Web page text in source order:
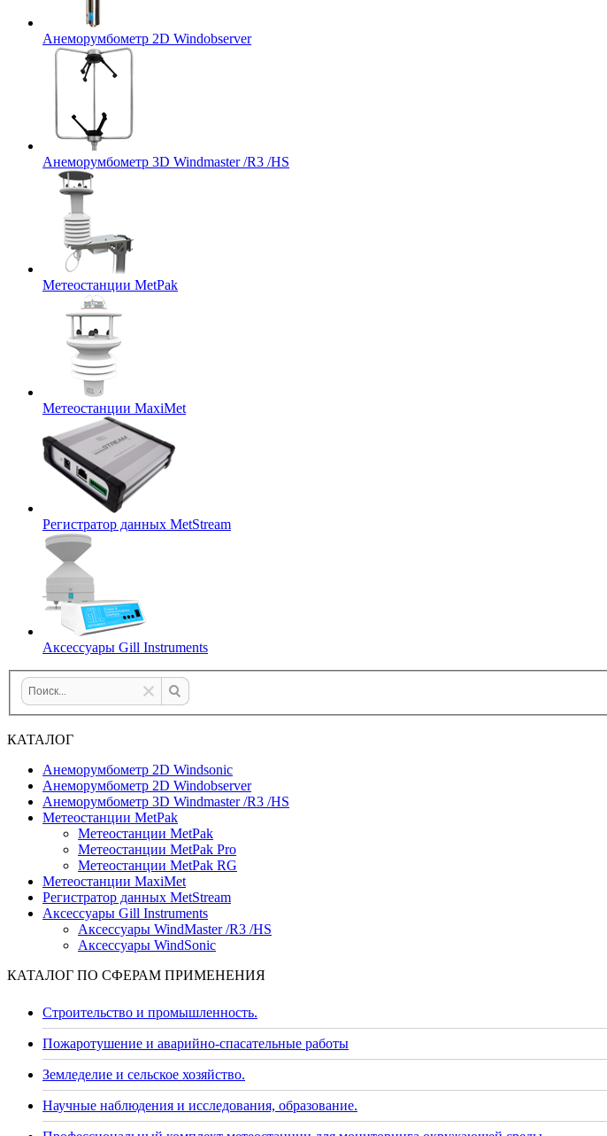
Анеморумбометр 2D Windobserver
Анеморумбометр 3D Windmaster /R3 /HS
Метеостанции MetPak
Метеостанции MaxiMet
Регистратор данных MetStream
Аксессуары Gill Instruments
КАТАЛОГ
Анеморумбометр 2D Windsonic
Анеморумбометр 2D Windobserver
Анеморумбометр 3D Windmaster /R3 /HS
Метеостанции MetPak
Метеостанции MetPak
Метеостанции MetPak Pro
Метеостанции MetPak RG
Метеостанции MaxiMet
Регистратор данных MetStream
Аксессуары Gill Instruments
Аксессуары WindMaster /R3 /HS
Аксессуары WindSonic
КАТАЛОГ ПО СФЕРАМ ПРИМЕНЕНИЯ
Строительство и промышленность.
Пожаротушение и аварийно-спасательные работы
Земледелие и сельское хозяйство.
Научные наблюдения и исследования, образование.